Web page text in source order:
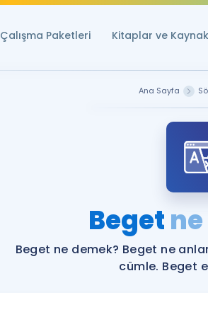
Çalışma Paketleri Kitaplar ve
Ana Sayfa
Beget
Beget ne demek? Beget ne
cümle. Beget